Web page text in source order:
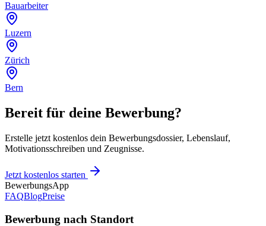
Bauarbeiter
Luzern
Zürich
Bern
Bereit für deine Bewerbung?
Erstelle jetzt kostenlos dein Bewerbungsdossier, Lebenslauf,
Motivationsschreiben und Zeugnisse.
Jetzt kostenlos starten
BewerbungsApp
FAQBlogPreise
Bewerbung nach Standort